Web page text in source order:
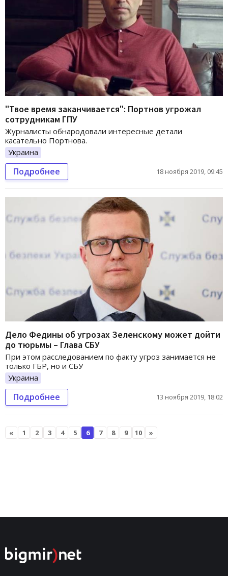
"Твое время заканчивается": Портнов угрожал
сотрудникам ГПУ
Журналисты обнародовали интересные детали
касательно Портнова.
Украина
Подробнее 18 ноября 2019, 09:45
Дело Федины об угрозах Зеленскому может дойти
до тюрьмы – Глава СБУ
При этом расследованием по факту угроз занимается не
только ГБР, но и СБУ
Украина
Подробнее 13 ноября 2019, 18:02
« 1 2 3 4 5 6 7 8 9 10 »